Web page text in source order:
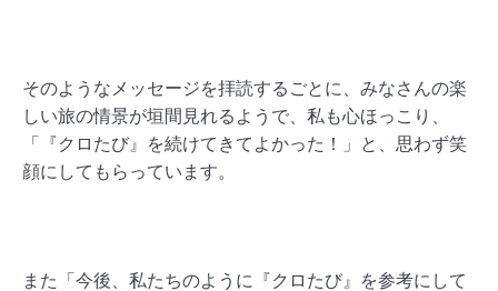
そのようなメッセージを拝読するごとに、みなさんの楽
しい旅の情景が垣間見れるようで、私も心ほっこり、
「『クロたび』を続けてきてよかった！」と、思わず笑
顔にしてもらっています。
また「今後、私たちのように『クロたび』を参考にして